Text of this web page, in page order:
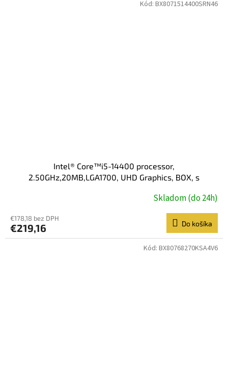
Intel® Core™i5-14400 processor,
2.50GHz,20MB,LGA1700, UHD Graphics, BOX, s
Skladom (do 24h)
€178,18 bez DPH
€219,16 Do košíka
Kód: BX8071514400SRN46
Kód: BX80768270KSA4V6